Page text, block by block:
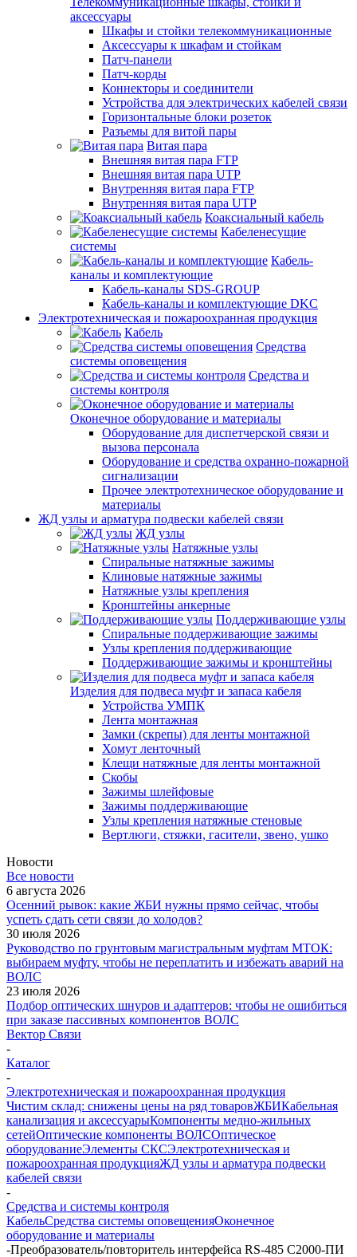
аксессуары
Шкафы и стойки телекоммуникационные
Аксессуары к шкафам и стойкам
Патч-панели
Патч-корды
Коннекторы и соединители
Устройства для электрических кабелей связи
Горизонтальные блоки розеток
Разъемы для витой пары
Витая пара
Внешняя витая пара FTP
Внешняя витая пара UTP
Внутренняя витая пара FTP
Внутренняя витая пара UTP
Коаксиальный кабель
Кабеленесущие
системы
Кабель-
каналы и комплектующие
Кабель-каналы SDS-GROUP
Кабель-каналы и комплектующие DKC
Электротехническая и пожароохранная продукция
Кабель
Средства
системы оповещения
Средства и
системы контроля
Оконечное оборудование и материалы
Оборудование для диспетчерской связи и
вызова персонала
Оборудование и средства охранно-пожарной
сигнализации
Прочее электротехническое оборудование и
материалы
ЖД узлы и арматура подвески кабелей связи
ЖД узлы
Натяжные узлы
Спиральные натяжные зажимы
Клиновые натяжные зажимы
Натяжные узлы крепления
Кронштейны анкерные
Поддерживающие узлы
Спиральные поддерживающие зажимы
Узлы крепления поддерживающие
Поддерживающие зажимы и кронштейны
Изделия для подвеса муфт и запаса кабеля
Устройства УМПК
Лента монтажная
Замки (скрепы) для ленты монтажной
Хомут ленточный
Клещи натяжные для ленты монтажной
Скобы
Зажимы шлейфовые
Зажимы поддерживающие
Узлы крепления натяжные стеновые
Вертлюги, стяжки, гасители, звено, ушко
Новости
Все новости
6 августа 2026
Осенний рывок: какие ЖБИ нужны прямо сейчас, чтобы
успеть сдать сети связи до холодов?
30 июля 2026
Руководство по грунтовым магистральным муфтам МТОК:
выбираем муфту, чтобы не переплатить и избежать аварий на
ВОЛС
23 июля 2026
Подбор оптических шнуров и адаптеров: чтобы не ошибиться
при заказе пассивных компонентов ВОЛС
Вектор Связи
-
Каталог
-
Электротехническая и пожароохранная продукция
Чистим склад: снижены цены на ряд товаровЖБИКабельная
канализация и аксессуарыКомпоненты медно-жильных
сетейОптические компоненты ВОЛСОптическое
оборудованиеЭлементы СКСЭлектротехническая и
пожароохранная продукцияЖД узлы и арматура подвески
кабелей связи
-
Средства и системы контроля
КабельСредства системы оповещенияОконечное
оборудование и материалы
-Преобразователь/повторитель интерфейса RS-485 C2000-ПИ